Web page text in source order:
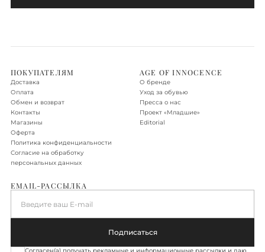
ПОКУПАТЕЛЯМ
Доставка
Оплата
Обмен и возврат
Контакты
Магазины
Оферта
Политика конфиденциальности
Согласие на обработку
персональных данных
AGE OF INNOCENCE
О бренде
Уход за обувью
Пресса о нас
Проект «‎Младшие»
Editorial
EMAIL-РАССЫЛКА
Введите ваш E-mail
Подписаться